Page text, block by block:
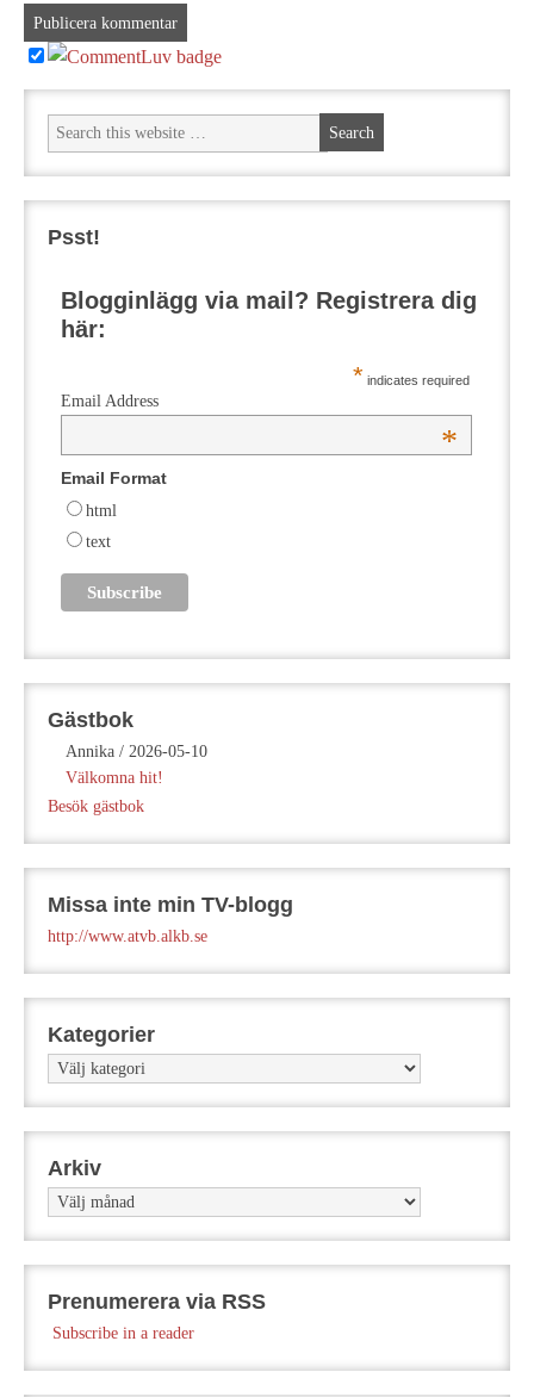
Psst!
Blogginlägg via mail? Registrera dig
här:
* indicates required
Email Address
*
Email Format
html
text
Gästbok
Annika / 2026-05-10
Välkomna hit!
Besök gästbok
Missa inte min TV-blogg
http://www.atvb.alkb.se
Kategorier
Kategorier
Arkiv
Arkiv
Prenumerera via RSS
Subscribe in a reader